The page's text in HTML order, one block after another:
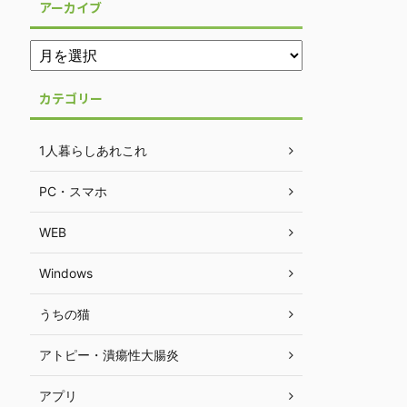
アーカイブ
カテゴリー
1人暮らしあれこれ
PC・スマホ
WEB
Windows
うちの猫
アトピー・潰瘍性大腸炎
アプリ